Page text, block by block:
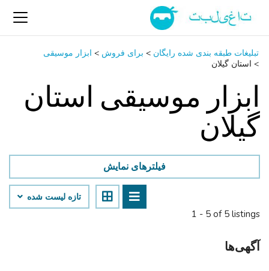
تبلیغات طبقه بندی شده رایگان > برای فروش > ابزار موسیقی
> استان گیلان
ابزار موسیقی استان
گیلان
1 - 5 of 5 listings
فیلترهای نمایش
تازه لیست شده
آگهی‌ها